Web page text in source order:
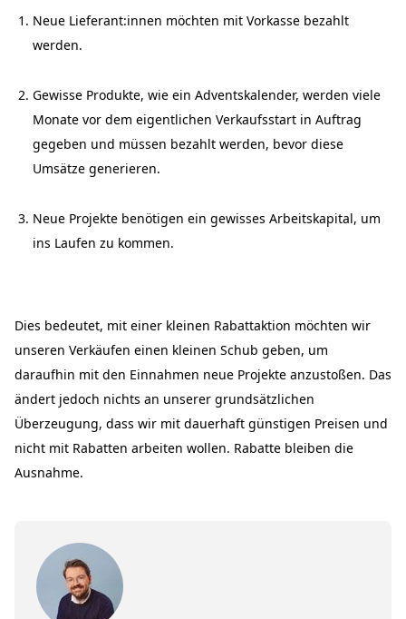
Neue Lieferant:innen möchten mit Vorkasse bezahlt
werden.
Gewisse Produkte, wie ein Adventskalender, werden viele
Monate vor dem eigentlichen Verkaufsstart in Auftrag
gegeben und müssen bezahlt werden, bevor diese
Umsätze generieren.
Neue Projekte benötigen ein gewisses Arbeitskapital, um
ins Laufen zu kommen.
Dies bedeutet, mit einer kleinen Rabattaktion möchten wir
unseren Verkäufen einen kleinen Schub geben, um
daraufhin mit den Einnahmen neue Projekte anzustoßen. Das
ändert jedoch nichts an unserer grundsätzlichen
Überzeugung, dass wir mit dauerhaft günstigen Preisen und
nicht mit Rabatten arbeiten wollen. Rabatte bleiben die
Ausnahme.